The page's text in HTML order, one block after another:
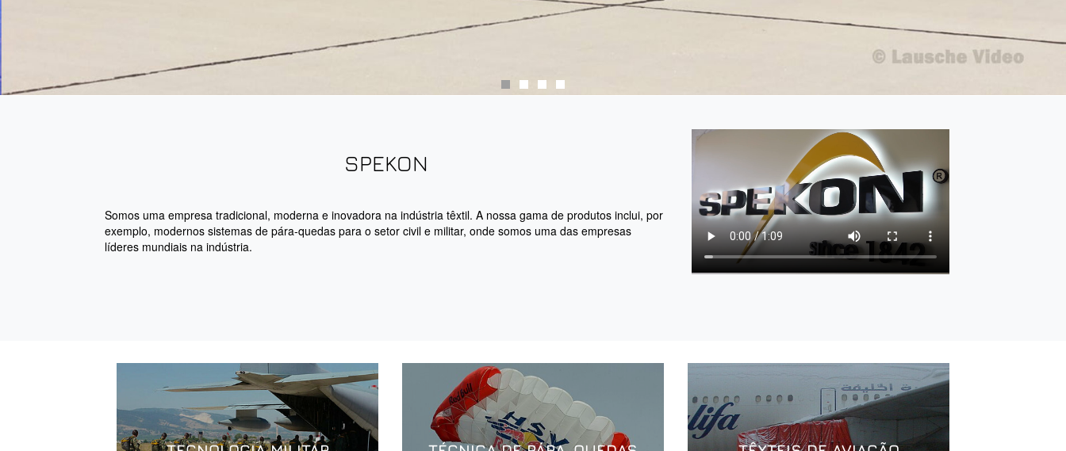
SPEKON
Somos uma empresa tradicional, moderna e inovadora na indústria têxtil. A nossa gama de produtos inclui, por
exemplo, modernos sistemas de pára-quedas para o setor civil e militar, onde somos uma das empresas
líderes mundiais na indústria.